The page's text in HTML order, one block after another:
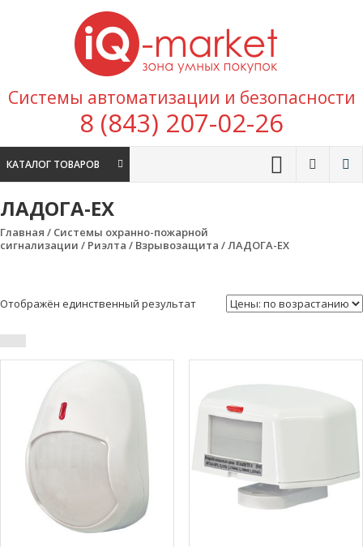
Перейти к содержимому
покупок
Системы автоматизации и безопасности
8 (843) 207-02-26
КАТАЛОГ ТОВАРОВ
ЛАДОГА-EX
Главная / Системы охранно-пожарной
сигнализации / Риэлта / Взрывозащита / ЛАДОГА-EX
Отображён единственный результат